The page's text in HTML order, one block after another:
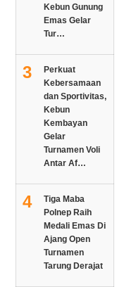
Kebun Gunung
Emas Gelar
Tur…
3
Perkuat
Kebersamaan
dan Sportivitas,
Kebun
Kembayan
Gelar
Turnamen Voli
Antar Af…
4
Tiga Maba
Polnep Raih
Medali Emas Di
Ajang Open
Turnamen
Tarung Derajat